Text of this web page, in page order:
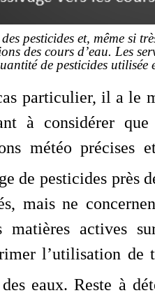
pesticides et, même si
des cours d’eau. Les
de pesticides utilisée
particulier, il a le
à considérer
météo précises
de pesticides près
mais ne
matières actives
l’utilisation
eaux. Reste à